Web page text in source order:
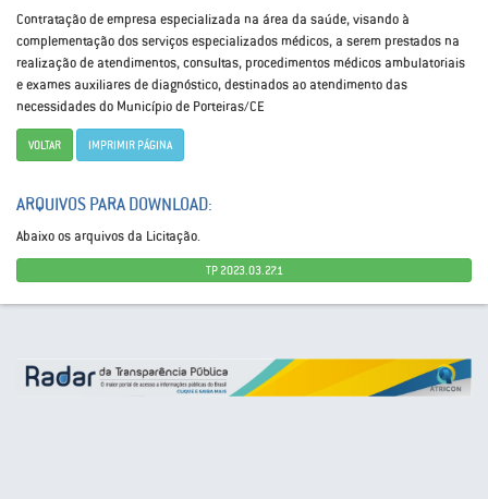
Contratação de empresa especializada na área da saúde, visando à
complementação dos serviços especializados médicos, a serem prestados na
realização de atendimentos, consultas, procedimentos médicos ambulatoriais
e exames auxiliares de diagnóstico, destinados ao atendimento das
necessidades do Município de Porteiras/CE
VOLTAR IMPRIMIR PÁGINA
ARQUIVOS PARA DOWNLOAD:
Abaixo os arquivos da Licitação.
TP 2023.03.27.1